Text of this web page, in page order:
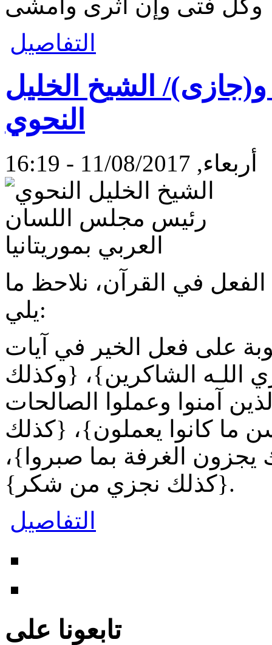
وكل فتى وإن أثرى وأمشى
التفاصيل
الشيخ الخليل
النحوي
أربعاء, 11/08/2017 - 16:19
الفعل في القرآن، نلاحظ ما
يلي:
على فعل الخير في آيات
اللـه الشاكرين}، {وكذلك
آمنوا وعملوا الصالحات
ما كانوا يعملون}، {كذلك
يجزون الغرفة بما صبروا}،
{كذلك نجزي من شكر}.
التفاصيل
تابعونا على